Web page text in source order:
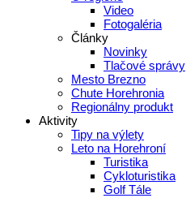
Video
Fotogaléria
Články
Novinky
Tlačové správy
Mesto Brezno
Chute Horehronia
Regionálny produkt
Aktivity
Tipy na výlety
Leto na Horehroní
Turistika
Cykloturistika
Golf Tále